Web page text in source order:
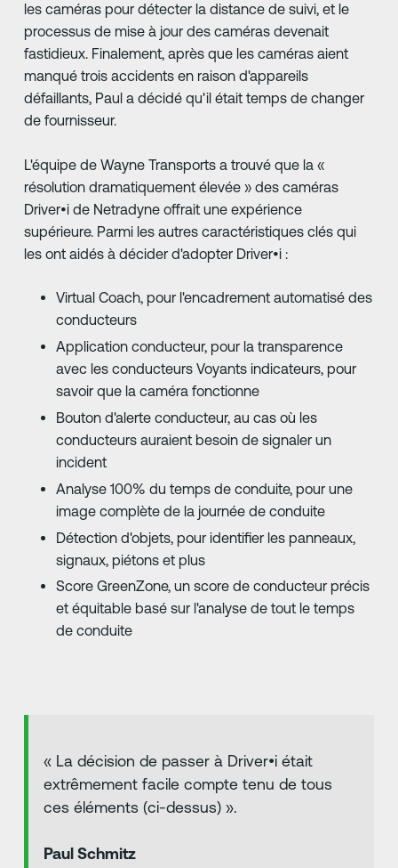
les caméras pour détecter la distance de suivi, et le
processus de mise à jour des caméras devenait
fastidieux. Finalement, après que les caméras aient
manqué trois accidents en raison d'appareils
défaillants, Paul a décidé qu'il était temps de changer
de fournisseur.
L'équipe de Wayne Transports a trouvé que la «
résolution dramatiquement élevée » des caméras
Driver•i de Netradyne offrait une expérience
supérieure. Parmi les autres caractéristiques clés qui
les ont aidés à décider d'adopter Driver•i :
Virtual Coach, pour l'encadrement automatisé des
conducteurs
Application conducteur, pour la transparence
avec les conducteurs Voyants indicateurs, pour
savoir que la caméra fonctionne
Bouton d'alerte conducteur, au cas où les
conducteurs auraient besoin de signaler un
incident
Analyse 100% du temps de conduite, pour une
image complète de la journée de conduite
Détection d'objets, pour identifier les panneaux,
signaux, piétons et plus
Score GreenZone, un score de conducteur précis
et équitable basé sur l'analyse de tout le temps
de conduite
« La décision de passer à Driver•i était
extrêmement facile compte tenu de tous
ces éléments (ci-dessus) ».
Paul Schmitz